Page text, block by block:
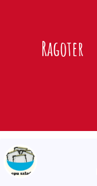
Ragoter